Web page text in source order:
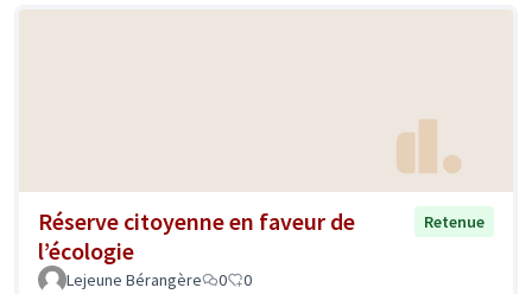
Réserve citoyenne en faveur de
l’écologie
Retenue
Lejeune Bérangère 0 0